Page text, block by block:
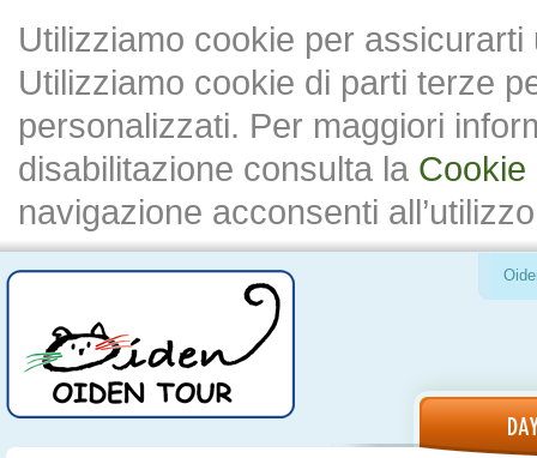
Utilizziamo cookie per
Utilizziamo cookie di parti terze
personalizzati. Per maggiori
disabilitazione consulta la Cookie
navigazione acconsenti